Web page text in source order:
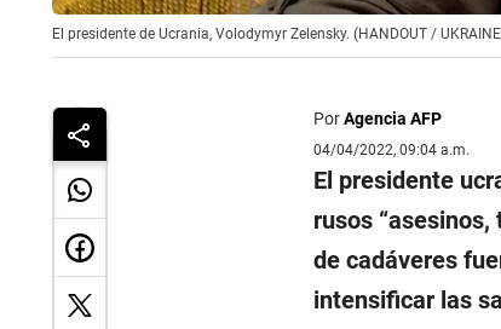
El presidente de Ucrania, Volodymyr Zelensky. (HANDOUT /
PorAgencia AFP
04/04/2022, 09:04 a.m.
El presidente
rusos
de cadáveres
intensificar las